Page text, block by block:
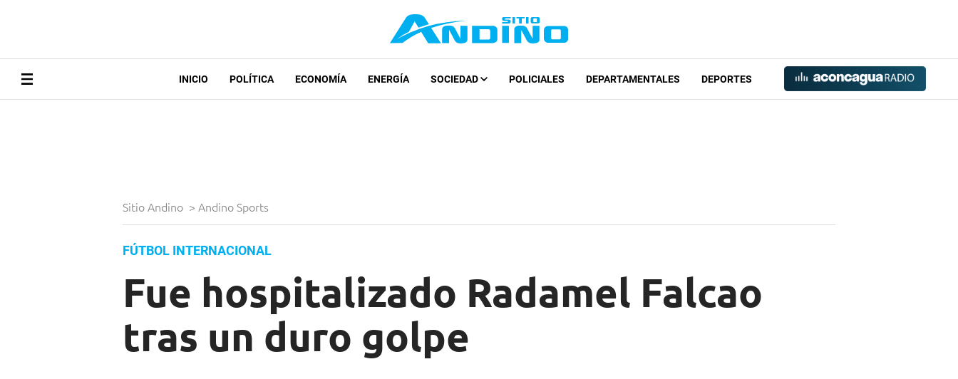
INICIO POLÍTICA ECONOMÍA ENERGÍA SOCIEDAD POLICIALES DEPARTAMENTALES DEPORTES
Sitio Andino > Andino Sports
FÚTBOL INTERNACIONAL
Fue hospitalizado Radamel Falcao
tras un duro golpe